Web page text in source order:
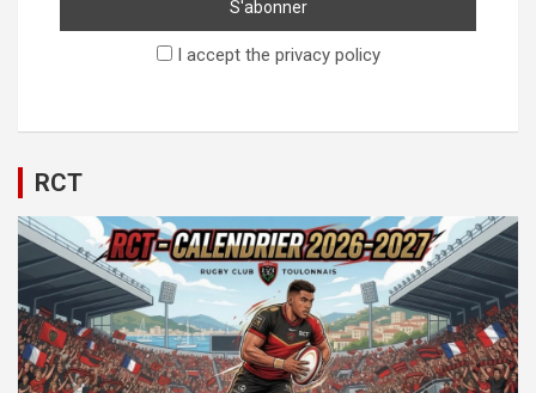
I accept the privacy policy
RCT